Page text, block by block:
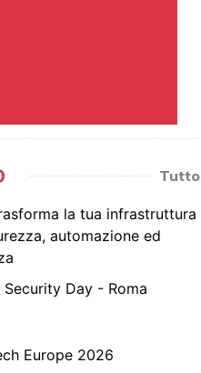
Tutto
la tua infrastruttura
automazione ed
Day - Roma
Europe 2026